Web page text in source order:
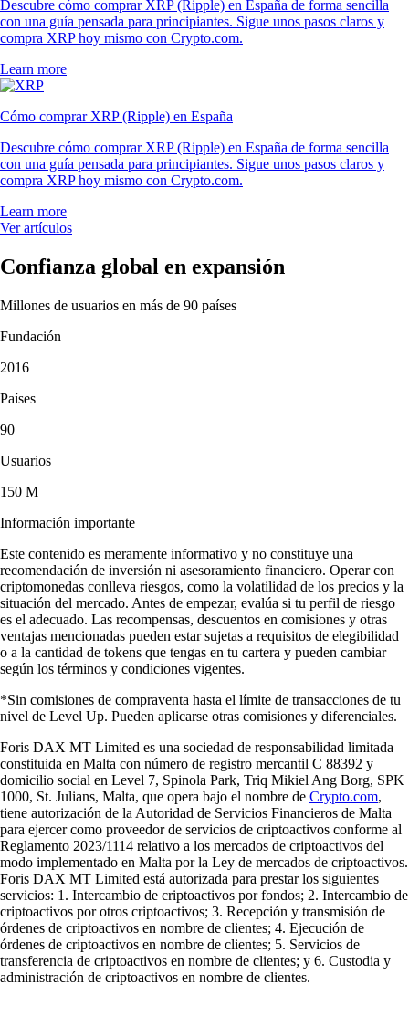
Descubre cómo comprar XRP (Ripple) en España de forma sencilla
con una guía pensada para principiantes. Sigue unos pasos claros y
compra XRP hoy mismo con Crypto.com.
Learn more
Cómo comprar XRP (Ripple) en España
Descubre cómo comprar XRP (Ripple) en España de forma sencilla
con una guía pensada para principiantes. Sigue unos pasos claros y
compra XRP hoy mismo con Crypto.com.
Learn more
Ver artículos
Confianza global en expansión
Millones de usuarios en más de 90 países
Fundación
2016
Países
90
Usuarios
150 M
Información importante
Este contenido es meramente informativo y no constituye una
recomendación de inversión ni asesoramiento financiero. Operar con
criptomonedas conlleva riesgos, como la volatilidad de los precios y la
situación del mercado. Antes de empezar, evalúa si tu perfil de riesgo
es el adecuado. Las recompensas, descuentos en comisiones y otras
ventajas mencionadas pueden estar sujetas a requisitos de elegibilidad
o a la cantidad de tokens que tengas en tu cartera y pueden cambiar
según los términos y condiciones vigentes.
*Sin comisiones de compraventa hasta el límite de transacciones de tu
nivel de Level Up. Pueden aplicarse otras comisiones y diferenciales.
Foris DAX MT Limited es una sociedad de responsabilidad limitada
constituida en Malta con número de registro mercantil C 88392 y
domicilio social en Level 7, Spinola Park, Triq Mikiel Ang Borg, SPK
1000, St. Julians, Malta, que opera bajo el nombre de Crypto.com,
tiene autorización de la Autoridad de Servicios Financieros de Malta
para ejercer como proveedor de servicios de criptoactivos conforme al
Reglamento 2023/1114 relativo a los mercados de criptoactivos del
modo implementado en Malta por la Ley de mercados de criptoactivos.
Foris DAX MT Limited está autorizada para prestar los siguientes
servicios: 1. Intercambio de criptoactivos por fondos; 2. Intercambio de
criptoactivos por otros criptoactivos; 3. Recepción y transmisión de
órdenes de criptoactivos en nombre de clientes; 4. Ejecución de
órdenes de criptoactivos en nombre de clientes; 5. Servicios de
transferencia de criptoactivos en nombre de clientes; y 6. Custodia y
administración de criptoactivos en nombre de clientes.